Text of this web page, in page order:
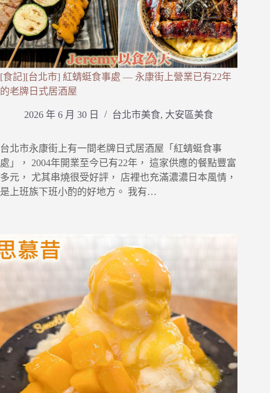
[食記][台北市] 紅蜻蜓食事處 — 永康街上營業已有22年
的老牌日式居酒屋
2026 年 6 月 30 日 台北市美食, 大安區美食
台北市永康街上有一間老牌日式居酒屋「紅蜻蜓食事
處」， 2004年開業至今已有22年， 這家供應的餐點豐富
多元， 尤其串燒很受好評， 店裡也充滿濃濃日本風情，
是上班族下班小酌的好地方。 我有…